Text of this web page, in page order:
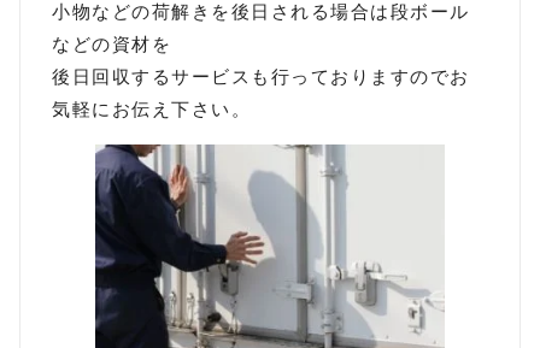
小物などの荷解きを後日される場合は段ボール
などの資材を
後日回収するサービスも行っておりますのでお
気軽にお伝え下さい。